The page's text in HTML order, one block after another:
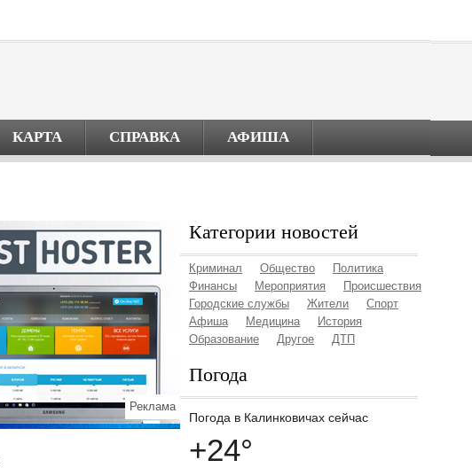
КАРТА СПРАВКА АФИША
Реклама
Категории новостей
Криминал Общество
Политика
Финансы
Мероприятия
Происшествия
Городские службы
Жители
Спорт
Афиша
Медицина
История
Образование
Другое ДТП
Погода
Погода в Калинковичах сейчас
+24°